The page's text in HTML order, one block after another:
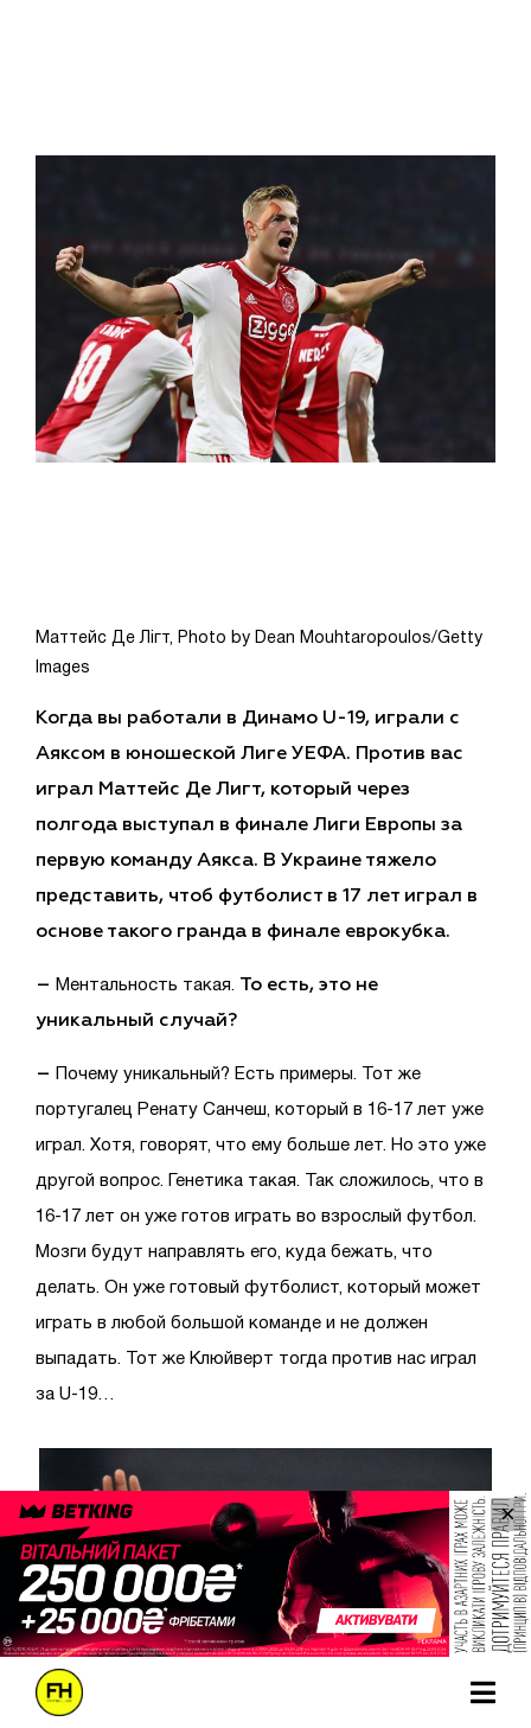
Маттейс Де Лігт, Photo by Dean Mouhtaropoulos/Getty
Images
Когда вы работали в Динамо U-19, играли с
Аяксом в юношеской Лиге УЕФА. Против вас
играл Маттейс Де Лигт, который через
полгода выступал в финале Лиги Европы за
первую команду Аякса. В Украине тяжело
представить, чтоб футболист в 17 лет играл в
основе такого гранда в финале еврокубка.
– Ментальность такая. То есть, это не
уникальный случай?
– Почему уникальный? Есть примеры. Тот же
португалец Ренату Санчеш, который в 16-17 лет уже
играл. Хотя, говорят, что ему больше лет. Но это уже
другой вопрос. Генетика такая. Так сложилось, что в
16-17 лет он уже готов играть во взрослый футбол.
Мозги будут направлять его, куда бежать, что
делать. Он уже готовый футболист, который может
играть в любой большой команде и не должен
выпадать. Тот же Клюйверт тогда против нас играл
за U-19…
×